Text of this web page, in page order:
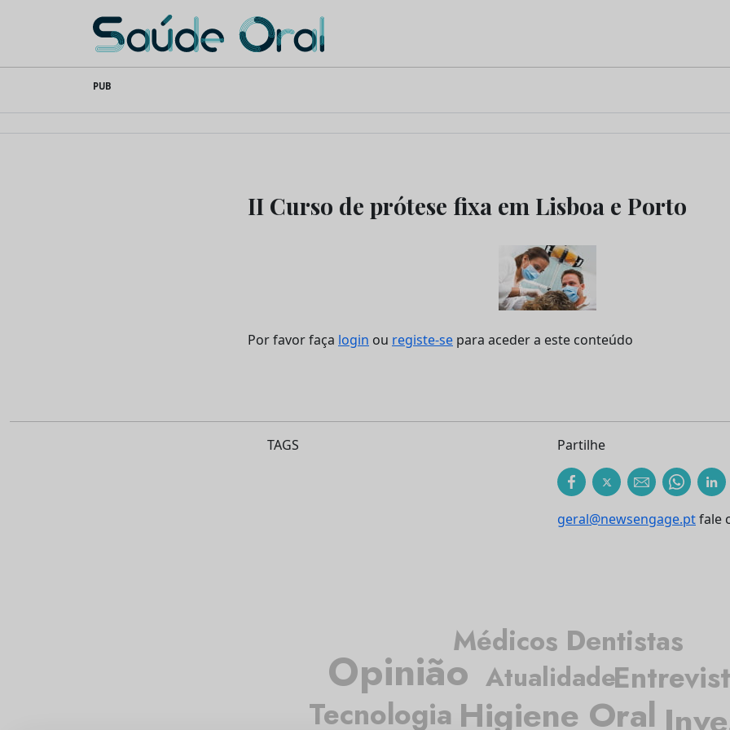
content
Saúde Oral
PUB
II Curso de prótese fixa em Lisboa e Porto
Por favor faça login ou registe-se para aceder a este conteúdo
TAGS Partilhe
geral@newsengage.ptfale
Atualidade
Médicos Dentistas
Higiene Oral
Opinião
Tecnologia